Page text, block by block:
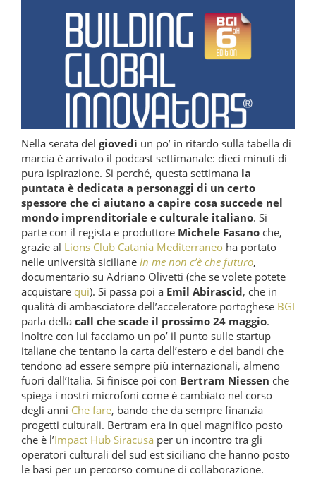
Nella serata del giovedì un po’ in ritardo sulla tabella di
marcia è arrivato il podcast settimanale: dieci minuti di
pura ispirazione. Si perché, questa settimana la
puntata è dedicata a personaggi di un certo
spessore che ci aiutano a capire cosa succede nel
mondo imprenditoriale e culturale italiano. Si
parte con il regista e produttore Michele Fasano che,
grazie al Lions Club Catania Mediterraneo ha portato
nelle università siciliane In me non c’è che futuro,
documentario su Adriano Olivetti (che se volete potete
acquistare qui). Si passa poi a Emil Abirascid, che in
qualità di ambasciatore dell’acceleratore portoghese BGI
parla della call che scade il prossimo 24 maggio.
Inoltre con lui facciamo un po’ il punto sulle startup
italiane che tentano la carta dell’estero e dei bandi che
tendono ad essere sempre più internazionali, almeno
fuori dall’Italia. Si finisce poi con Bertram Niessen che
spiega i nostri microfoni come è cambiato nel corso
degli anni Che fare, bando che da sempre finanzia
progetti culturali. Bertram era in quel magnifico posto
che è l’Impact Hub Siracusa per un incontro tra gli
operatori culturali del sud est siciliano che hanno posto
le basi per un percorso comune di collaborazione.